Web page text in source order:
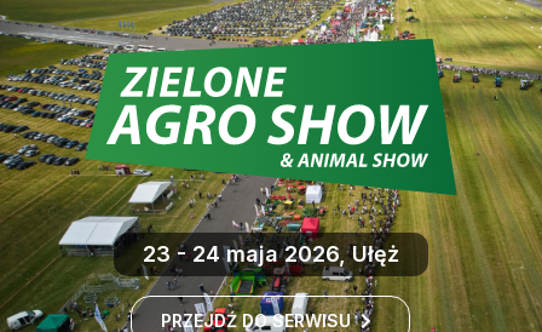
23 - 24 maja 2026, Ułęż
PRZEJDŹ DO SERWISU